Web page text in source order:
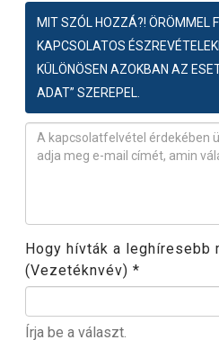
MIT SZÓL HOZZÁ?! ÖRÖMMEL
KAPCSOLATOS
KÜLÖNÖSEN AZOKBAN AZ
ADAT” SZEREPEL.
Hogy hívták a leghíresebb
(Vezetéknvév) *
Írja be a választ.